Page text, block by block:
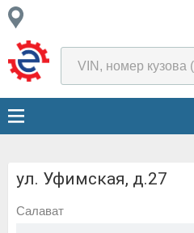
ул. Уфимская, д.27
Салават